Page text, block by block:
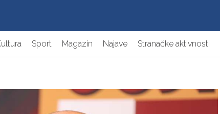
Sport Magazin Najave Stranačke aktivnosti